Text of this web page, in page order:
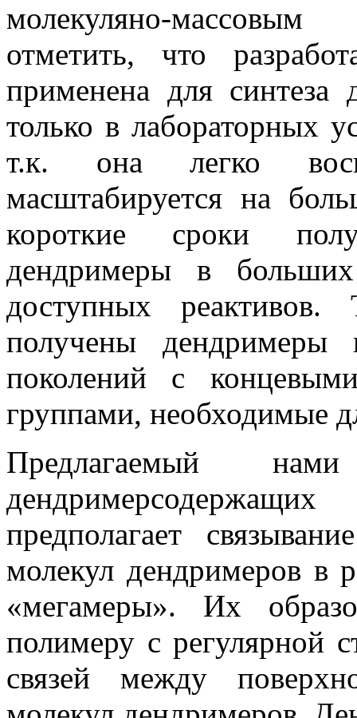
молекуляно-массовым
отметить, что
применена для синтеза
только в лабораторных
т.к. она легко
масштабируется на
короткие сроки
дендримеры в больших
доступных
получены дендримеры
поколений с
группами, необходимые
Предлагаемый
дендримерсодержащих
предполагает
молекул дендримеров в
«мегамеры». Их
полимеру с регулярной
связей между